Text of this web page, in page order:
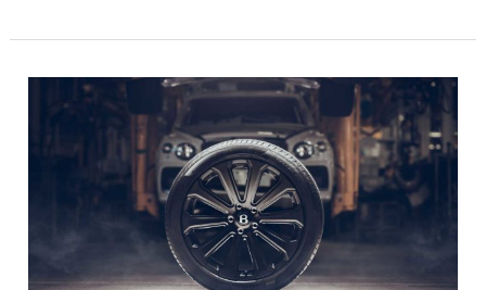
Bentley
Bentayga
dostane
nová
karbonová
Jsou
na